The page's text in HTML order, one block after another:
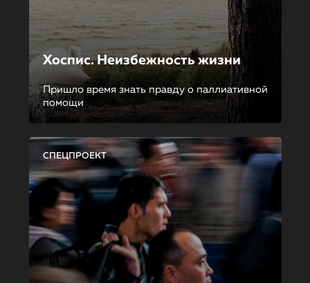
Хоспис. Неизбежность жизни
Пришло время знать правду о паллиативной
помощи
СПЕЦПРОЕКТ